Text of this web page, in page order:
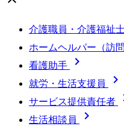
介護職員・介護福祉
ホームヘルパー（訪
看護助手 
就労・生活支援員 
サービス提供責任者
生活相談員 